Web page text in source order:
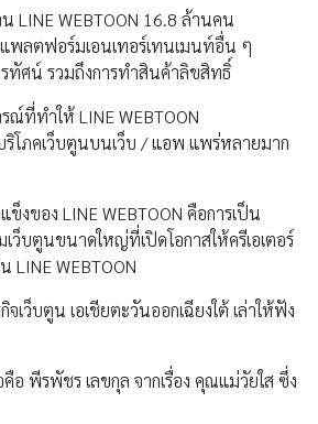
LINE WEBTOON 16.8 ล้านคน
พลตฟอร์มเอนเทอร์เทนเมนท์อื่น ๆ
ทัศน์ รวมถึงการทำสินค้าลิขสิทธิ์
ที่ทำให้ LINE WEBTOON
ริโภคเว็บตูนบนเว็บ / แอพ แพร่หลายมาก
งของ LINE WEBTOON คือการเป็น
ว็บตูนขนาดใหญ่ที่เปิดโอกาสให้ครีเอเตอร์
LINE WEBTOON
ว็บตูน เอเชียตะวันออกเฉียงใต้ เล่าให้ฟัง
คือ พีรพัชร เลขกุล จากเรื่อง คุณแม่วัยใส ซึ่ง